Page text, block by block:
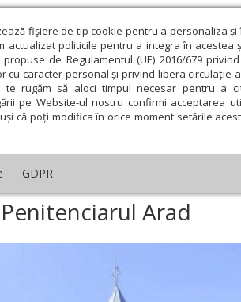
fişiere de tip cookie pentru a personaliza
actualizat politicile pentru a integra în acestea
de Regulamentul (UE) 2016/679
cu caracter personal și privind libera circulație
te rugăm să aloci timpul necesar pentru a
pe Website-ul nostru confirmi acceptarea
că poți modifica în orice moment setările
GDPR
Teologie și spiritualitate Educaţie
în Penitenciarul Arad
Arad